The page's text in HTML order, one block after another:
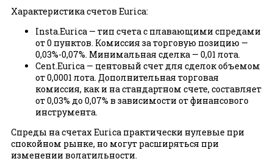
Характеристика счетов Eurica:
Insta.Eurica — тип счета с плавающими спредами
от 0 пунктов. Комиссия за торговую позицию —
0,03%-0,07%. Минимальная сделка — 0,01 лота.
Cent.Eurica — центовый счет для сделок объемом
от 0,0001 лота. Дополнительная торговая
комиссия, как и на стандартном счете, составляет
от 0,03% до 0,07% в зависимости от финансового
инструмента.
Спреды на счетах Eurica практически нулевые при
спокойном рынке, но могут расширяться при
изменении волатильности.